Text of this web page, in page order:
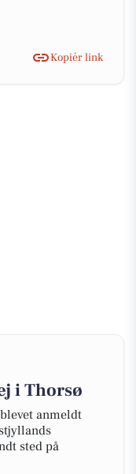
Kopiér link
i Thorsø
anmeldt
sted på